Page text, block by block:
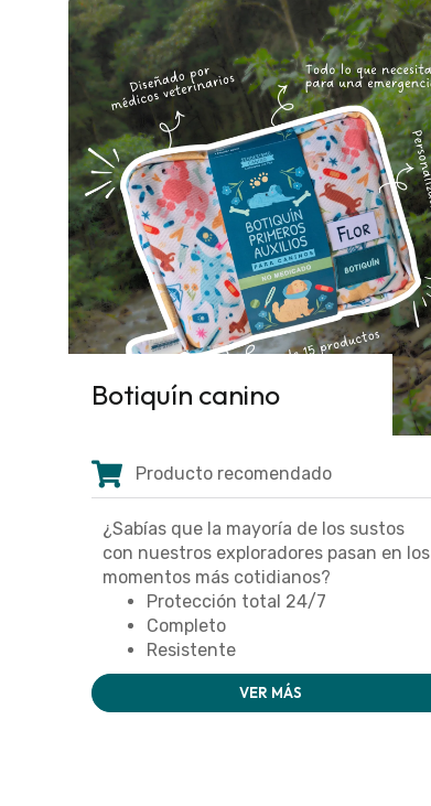
Botiquín canino
Producto recomendado
¿Sabías que la mayoría de los sustos
con nuestros exploradores pasan en los
momentos más cotidianos?
Protección total 24/7
Completo
Resistente
VER MÁS